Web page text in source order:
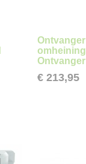
Ontvanger
€ 213,95